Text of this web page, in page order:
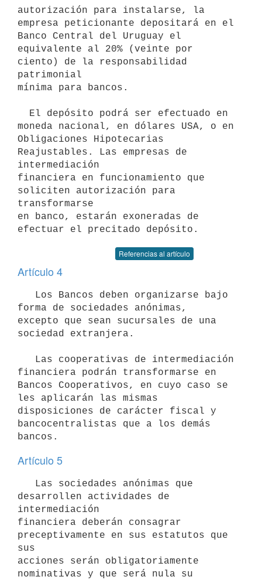
autorización para instalarse, la
empresa peticionante depositará en el
Banco Central del Uruguay el
equivalente al 20% (veinte por
ciento) de la responsabilidad
patrimonial
mínima para bancos.
moneda nacional, en dólares USA, o en
Obligaciones Hipotecarias
Reajustables. Las empresas de
intermediación
financiera en funcionamiento que
soliciten autorización para
transformarse
en banco, estarán exoneradas de
Referencias al artículo
Artículo 4
forma de sociedades anónimas,
excepto que sean sucursales de una
sociedad extranjera.
financiera podrán transformarse en
Bancos Cooperativos, en cuyo caso se
les aplicarán las mismas
disposiciones de carácter fiscal y
bancocentralistas que a los demás
Artículo 5
desarrollen actividades de
intermediación
financiera deberán consagrar
preceptivamente en sus estatutos que
sus
acciones serán obligatoriamente
nominativas y que será nula su